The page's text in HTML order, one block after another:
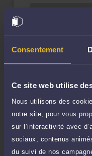
Consentement
Ce site web utilise
Nous utilisons des
notre site, pour vous
sur l’interactivité avec
sociaux, contenus
du suivi de nos
faire valoir vos
Compétences
Droit de la